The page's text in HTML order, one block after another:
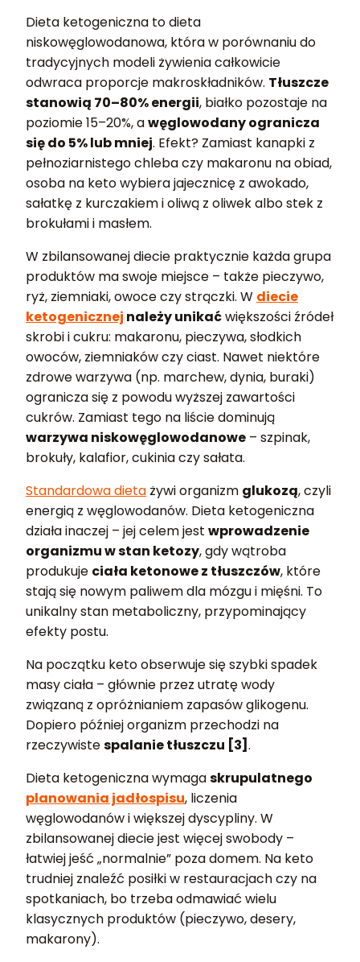
Dieta ketogeniczna to dieta
niskowęglowodanowa, która w porównaniu do
tradycyjnych modeli żywienia całkowicie
odwraca proporcje makroskładników. Tłuszcze
stanowią 70–80% energii, białko pozostaje na
poziomie 15–20%, awęglowodany ogranicza
się do 5% lub mniej. Efekt? Zamiast kanapki z
pełnoziarnistego chleba czy makaronu na obiad,
osoba na keto wybiera jajecznicę z awokado,
sałatkę z kurczakiem i oliwą z oliwek albo stek z
brokułami i masłem.
W zbilansowanej diecie praktycznie każda grupa
produktów ma swoje miejsce – także pieczywo,
ryż, ziemniaki, owoce czy strączki. W diecie
ketogenicznej należy unikaćwiększości źródeł
skrobi i cukru: makaronu, pieczywa, słodkich
owoców, ziemniaków czy ciast. Nawet niektóre
zdrowe warzywa (np. marchew, dynia, buraki)
ogranicza się z powodu wyższej zawartości
cukrów. Zamiast tego na liście dominują
warzywa niskowęglowodanowe – szpinak,
brokuły, kalafior, cukinia czy sałata.
Standardowa dieta żywi organizm glukozą, czyli
energią z węglowodanów. Dieta ketogeniczna
działa inaczej – jej celem jest wprowadzenie
organizmu w stan ketozy, gdy wątroba
produkuje ciała ketonowe z tłuszczów, które
stają się nowym paliwem dla mózgu i mięśni. To
unikalny stan metaboliczny, przypominający
efekty postu.
Na początku keto obserwuje się szybki spadek
masy ciała – głównie przez utratę wody
związaną z opróżnianiem zapasów glikogenu.
Dopiero później organizm przechodzi na
rzeczywistespalanie tłuszczu [3] .
Dieta ketogeniczna wymagaskrupulatnego
planowania jadłospisu, liczenia
węglowodanów i większej dyscypliny. W
zbilansowanej diecie jest więcej swobody –
łatwiej jeść „normalnie” poza domem. Na keto
trudniej znaleźć posiłki w restauracjach czy na
spotkaniach, bo trzeba odmawiać wielu
klasycznych produktów (pieczywo, desery,
makarony).